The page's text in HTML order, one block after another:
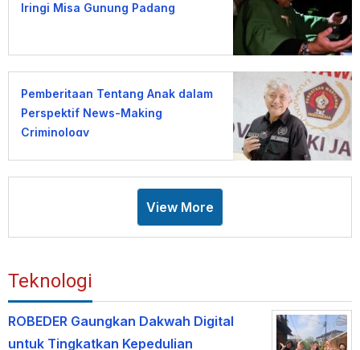
Iringi Misa Gunung Padang
Pemberitaan Tentang Anak dalam
Perspektif News-Making
Criminology
View More
Teknologi
ROBEDER Gaungkan Dakwah Digital
untuk Tingkatkan Kepedulian